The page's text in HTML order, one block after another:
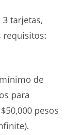
tarjetas,
requisitos:
de
para
pesos